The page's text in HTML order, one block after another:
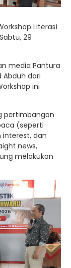
Literasi
29
media Pantura
dari
ini
pertimbangan
(seperti
interest, dan
news,
melakukan